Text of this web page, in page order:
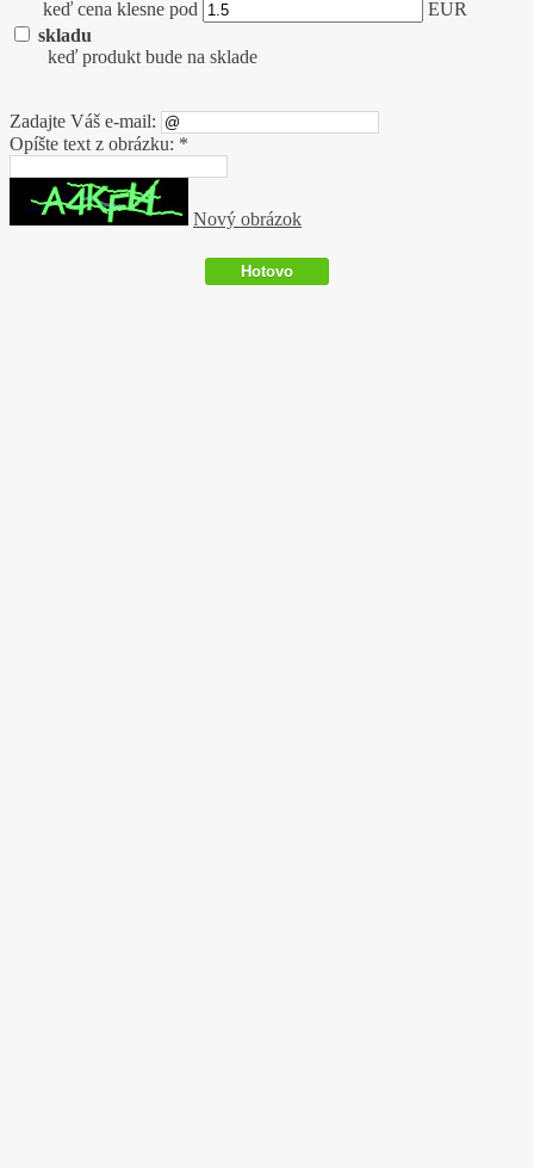
keď cena klesne pod
EUR
skladu
keď produkt bude na sklade
Zadajte Váš e-mail:
Opíšte text z obrázku: *
Nový obrázok